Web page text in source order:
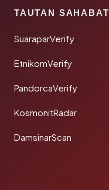
TAUTAN SAHABAT
SuaraparVerify
EtnikomVerify
PandorcaVerify
KosmonitRadar
DamsinarScan